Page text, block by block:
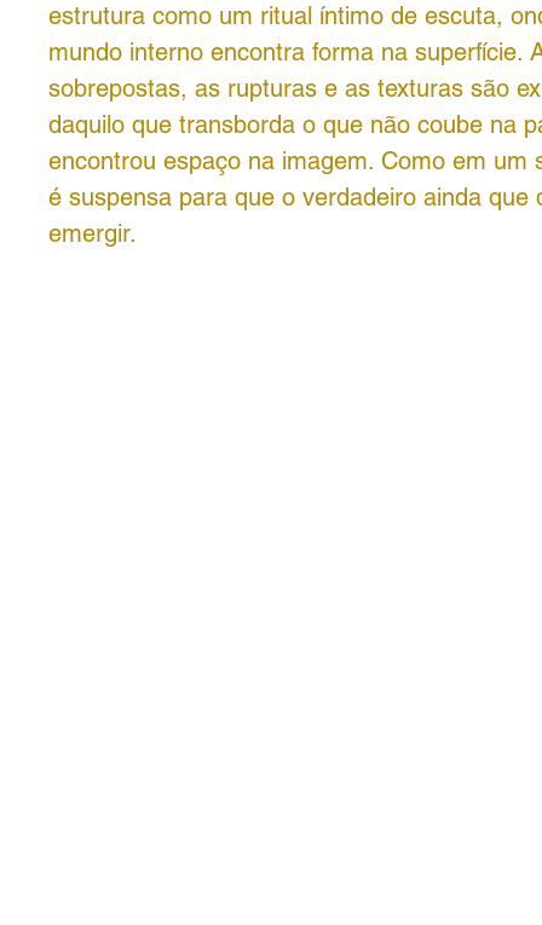
estrutura como um ritual íntimo de escuta,
mundo interno encontra forma na superfície.
sobrepostas, as rupturas e as texturas são
daquilo que transborda o que não coube na
encontrou espaço na imagem. Como em um
é suspensa para que o verdadeiro ainda que
emergir.